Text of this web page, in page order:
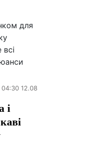
для
04:30 12.08
і